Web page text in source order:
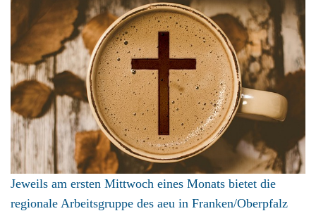
Jeweils am ersten Mittwoch eines Monats bietet die
regionale Arbeitsgruppe des aeu in Franken/Oberpfalz